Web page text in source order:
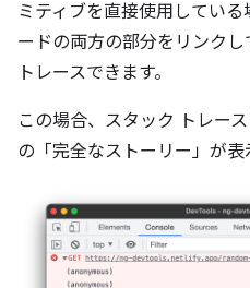
ミティブを直接使用してい
ードの両方の部分をリンク
トレースできます。
この場合、スタック トレー
の「完全なストーリー」が表